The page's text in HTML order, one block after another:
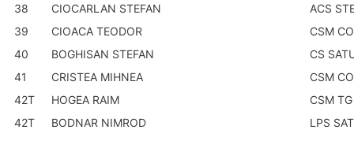
38
CIOCARLAN STEFAN
ACS
39
CIOACA TEODOR
CSM
40
BOGHISAN STEFAN
CS
41
CRISTEA MIHNEA
CSM
42T
HOGEA RAIM
CSM
42T
BODNAR NIMROD
LPS